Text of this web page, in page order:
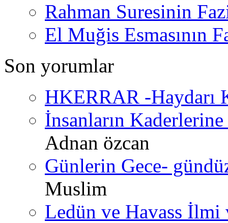
Rahman Suresinin
El Muğis Esmasının
Son yorumlar
HKERRAR -Haydarı
İnsanların
Adnan özcan
Günlerin Gece-
Muslim
Ledün ve Havass İlmi